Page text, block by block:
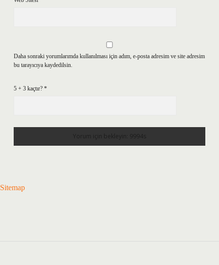
Daha sonraki yorumlarımda kullanılması için adım, e-posta adresim ve site adresim
bu tarayıcıya kaydedilsin.
5 + 3 kaçtır? *
Sitemap